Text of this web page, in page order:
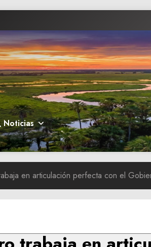
Noticias
en articulación perfecta con el